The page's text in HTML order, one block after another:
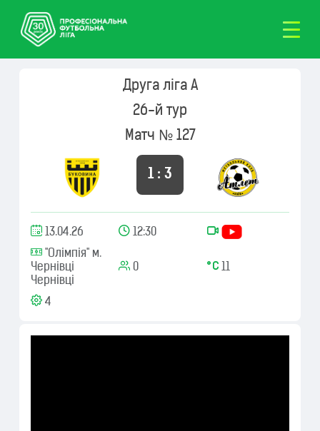
Друга ліга А
26-й тур
Матч № 127
1 : 3
13.04.26
12:30
"Олімпія" м.
Чернівці
Чернівці
0 11
4